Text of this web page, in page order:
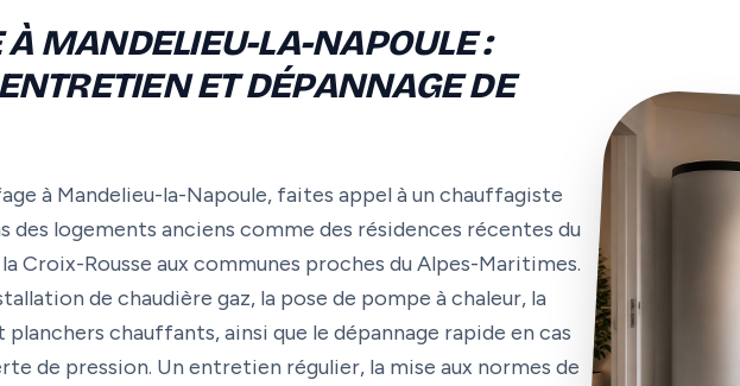
À MANDELIEU-LA-NAPOULE :
ET DÉPANNAGE DE
à Mandelieu-la-Napoule, faites appel à un chauffagiste
des logements anciens comme des résidences récentes du
Croix-Rousse aux communes proches du Alpes-Maritimes.
de chaudière gaz, la pose de pompe à chaleur, la
chauffants, ainsi que le dépannage rapide en cas
de pression. Un entretien régulier, la mise aux normes de